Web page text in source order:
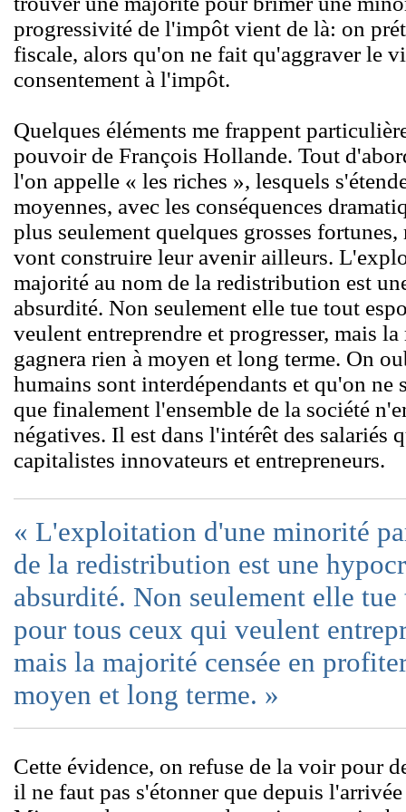
progressivité de l'impôt vient de là: on
fiscale, alors qu'on ne fait qu'aggraver le
consentement à l'impôt.
Quelques éléments me frappent
pouvoir de François Hollande. Tout
l'on appelle « les riches », lesquels
moyennes, avec les conséquences
plus seulement quelques grosses
vont construire leur avenir ailleurs.
majorité au nom de la redistribution est
absurdité. Non seulement elle tue tout
veulent entreprendre et progresser, mais
gagnera rien à moyen et long terme. On
humains sont interdépendants et qu'on ne
que finalement l'ensemble de la société
négatives. Il est dans l'intérêt des salariés
capitalistes innovateurs et entrepreneurs.
« L'exploitation d'une minorité
de la redistribution est une
absurdité. Non seulement elle
pour tous ceux qui veulent
mais la majorité censée en
moyen et long terme. »
Cette évidence, on refuse de la voir pour
il ne faut pas s'étonner que depuis